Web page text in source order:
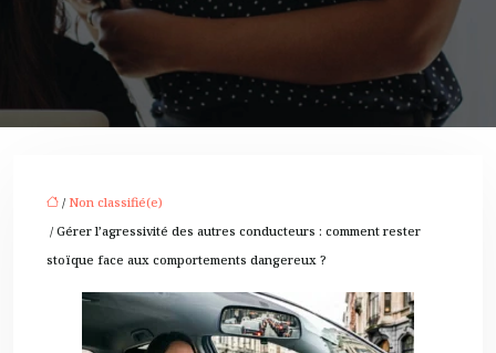
/ Non classifié(e)
/ Gérer l’agressivité des autres conducteurs : comment rester
stoïque face aux comportements dangereux ?